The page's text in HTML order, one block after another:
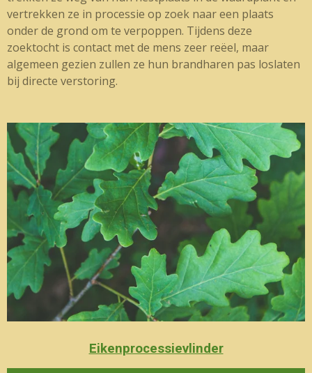
vertrekken ze in processie op zoek naar een plaats
onder de grond om te verpoppen. Tijdens deze
zoektocht is contact met de mens zeer reëel, maar
algemeen gezien zullen ze hun brandharen pas loslaten
bij directe verstoring.
Eikenprocessievlinder